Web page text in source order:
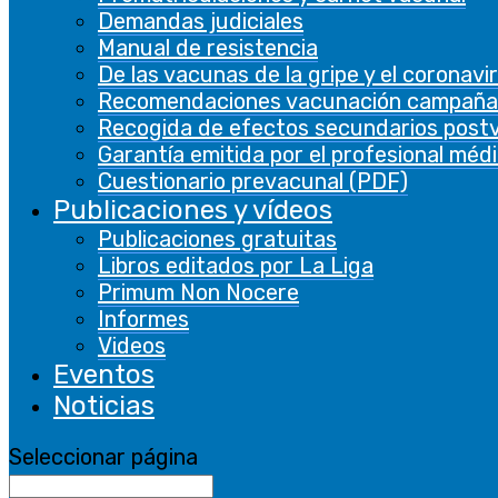
Demandas judiciales
Manual de resistencia
De las vacunas de la gripe y el
Recomendaciones vacunación
Recogida de efectos secundarios
Garantía emitida por el profesional
Cuestionario prevacunal (PDF)
Publicaciones y vídeos
Publicaciones gratuitas
Libros editados por La Liga
Primum Non Nocere
Informes
Videos
Eventos
Noticias
Seleccionar página
cookielawinfo-
checbox-functional
11 months
The cookie is
set by GDPR
cookie
consent to
record the
cookies in the
cookielawinfo-